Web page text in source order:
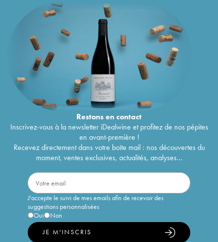
Restons encontact
Inscrivez-vous à la newsletter iDealwine et profitez de nos pépites
en avant-première !
Recevez directement dans votre boîte mail : nos découvertes du
moment, ventes exclusives, actualités, analyses...
J'accepte le suivi de mes emails afin de recevoir des
suggestions personnalisées
Oui
Non
JE M'INSCRIS